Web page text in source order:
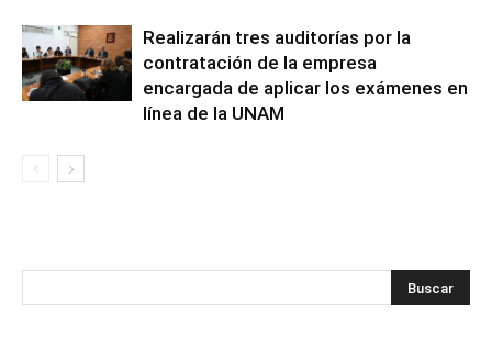
Realizarán tres auditorías por la
contratación de la empresa
encargada de aplicar los exámenes en
línea de la UNAM